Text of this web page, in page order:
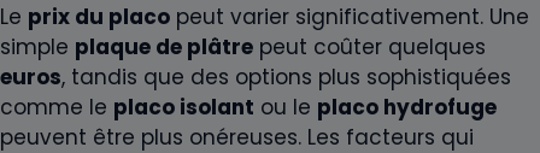
Le prix du placo peut varier significativement. Une
simple plaque de plâtre peut coûter quelques
euros, tandis que des options plus sophistiquées
comme le placo isolant ou le placo hydrofuge
peuvent être plus onéreuses. Les facteurs qui